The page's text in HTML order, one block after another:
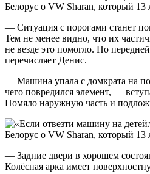
— Ситуация с порогами станет
Тем не менее видно, что их
не везде это помогло. По
перечисляет Денис.
— Машина упала с домкрата на
чего повредился элемент, —
Помяло наружную часть и
— Задние двери в хорошем
Колёсная арка имеет